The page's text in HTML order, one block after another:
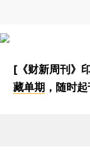
[《财新周刊》
藏单期 ，随时